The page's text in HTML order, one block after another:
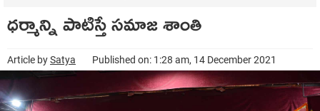
ధర్మాన్ని పాటిస్తే సమాజ శాంతి
Article bySatya Published on: 1:28 am, 14 December 2021